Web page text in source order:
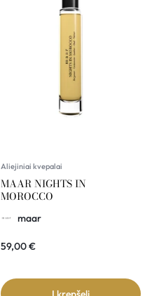
Aliejiniai kvepalai
MAAR NIGHTS IN
MOROCCO
maar
59,00€